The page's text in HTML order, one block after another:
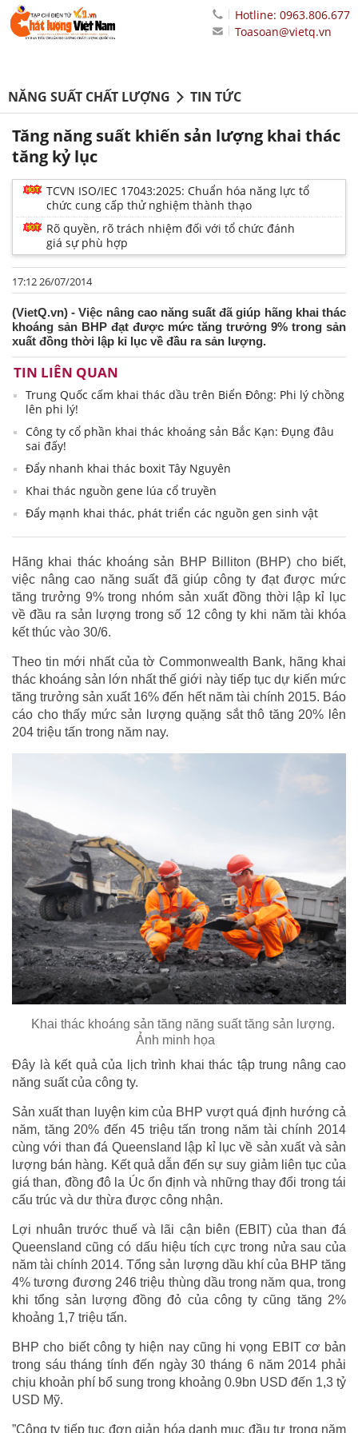
Hotline: 0963.806.677
Toasoan@vietq.vn
NĂNG SUẤT CHẤT LƯỢNG TIN TỨC
Tăng năng suất khiến sản lượng khai thác
tăng kỷ lục
TCVN ISO/IEC 17043:2025: Chuẩn hóa năng lực tổ
chức cung cấp thử nghiệm thành thạo
Rõ quyền, rõ trách nhiệm đối với tổ chức đánh
giá sự phù hợp
17:12 26/07/2014
(VietQ.vn) - Việc nâng cao năng suất đã giúp hãng khai thác
khoáng sản BHP đạt được mức tăng trưởng 9% trong sản
xuất đồng thời lập kỉ lục về đầu ra sản lượng.
TIN LIÊN QUAN
Trung Quốc cấm khai thác dầu trên Biển Đông: Phi lý chồng
lên phi lý!
Công ty cổ phần khai thác khoáng sản Bắc Kạn: Đụng đâu
sai đấy!
Đẩy nhanh khai thác boxit Tây Nguyên
Khai thác nguồn gene lúa cổ truyền
Đẩy mạnh khai thác, phát triển các nguồn gen sinh vật
Hãng khai thác khoáng sản BHP Billiton (BHP) cho biết,
việc nâng cao năng suất đã giúp công ty đạt được mức
tăng trưởng 9% trong nhóm sản xuất đồng thời lập kỉ lục
về đầu ra sản lượng trong số 12 công ty khi năm tài khóa
kết thúc vào 30/6.
Theo tin mới nhất của tờ Commonwealth Bank, hãng khai
thác khoáng sản lớn nhất thế giới này tiếp tục dự kiến mức
tăng trưởng sản xuất 16% đến hết năm tài chính 2015. Báo
cáo cho thấy mức sản lượng quặng sắt thô tăng 20% ​​lên
204 triệu tấn trong năm nay.
Khai thác khoáng sản tăng năng suất tăng sản lượng.
Ảnh minh họa
Đây là kết quả của lịch trình khai thác tập trung nâng cao
năng suất của công ty.
Sản xuất than luyện kim của BHP vượt quá định hướng cả
năm, tăng 20% đến 45 triệu tấn ​​trong năm tài chính 2014
cùng với than đá Queensland lập kỉ lục về sản xuất và sản
lượng bán hàng. Kết quả dẫn đến sự suy giảm liên tục của
giá than, đồng đô la Úc ổn định và những thay đổi trong tái
cấu trúc và dư thừa được công nhận.
Lợi nhuân trước thuế và lãi cận biên (EBIT) của than đá
Queensland cũng có dấu hiệu tích cực trong nửa sau của
năm tài chính 2014. Tổng sản lượng dầu khí của BHP tăng
4% tương đương 246 triệu thùng dầu trong năm qua, trong
khi tổng sản lượng đồng đỏ của công ty cũng tăng 2%
khoảng 1,7 triệu tấn.
BHP cho biết công ty hiện nay cũng hi vọng EBIT cơ bản
trong sáu tháng tính đến ngày 30 tháng 6 năm 2014 phải
chịu khoản phí bổ sung trong khoảng 0.9bn USD đến 1,3 tỷ
USD Mỹ.
”Công ty tiếp tục đơn giản hóa danh mục đầu tư trong năm